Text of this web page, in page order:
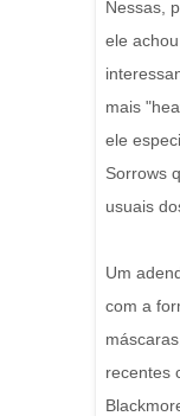
Nessas,
ele
mais
ele
Sorrows
usuais
Um
com a
recentes